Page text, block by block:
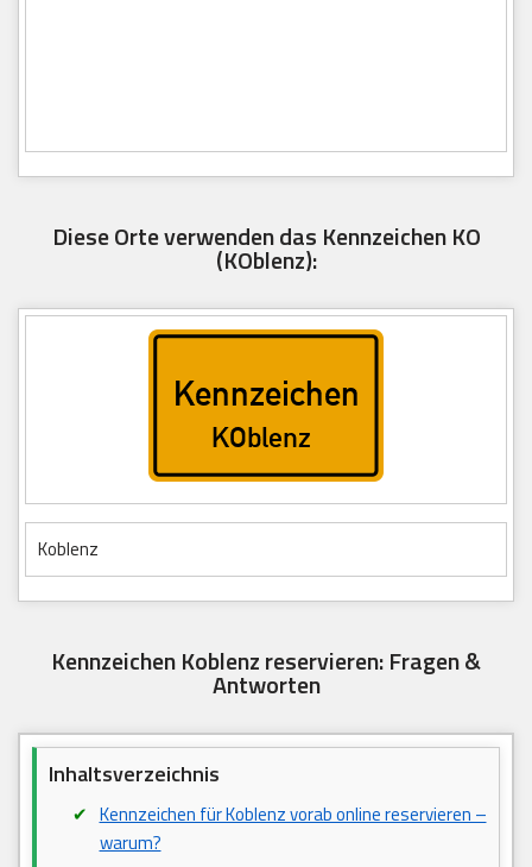
Diese Orte verwenden das Kennzeichen KO
(KOblenz):
Koblenz
Kennzeichen Koblenz reservieren: Fragen &
Antworten
Inhaltsverzeichnis
Kennzeichen für Koblenz vorab online reservieren –
warum?